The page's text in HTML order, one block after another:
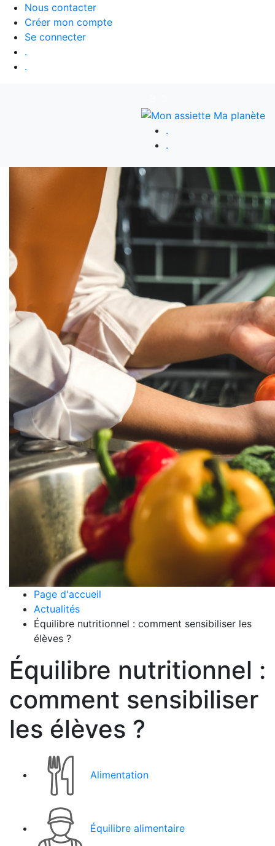
Nous contacter
Créer mon compte
Se connecter
.
.
.
.
Page d'accueil
Actualités
Équilibre nutritionnel : comment sensibiliser les
élèves ?
Équilibre nutritionnel :
comment sensibiliser
les élèves ?
Alimentation
Équilibre alimentaire